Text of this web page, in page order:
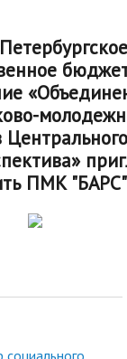
мо
Центрального
ПМК "БАРС"